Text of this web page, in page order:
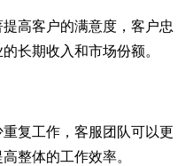
高客户的满意度，客户忠
长期收入和市场份额。
复工作，客服团队可以更
整体的工作效率。